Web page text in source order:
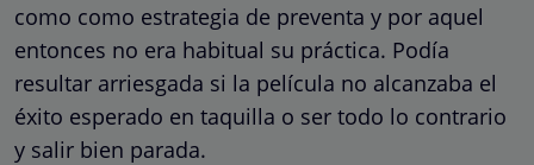
como como estrategia de preventa y por aquel
entonces no era habitual su práctica. Podía
resultar arriesgada si la película no alcanzaba el
éxito esperado en taquilla o ser todo lo contrario
y salir bien parada.